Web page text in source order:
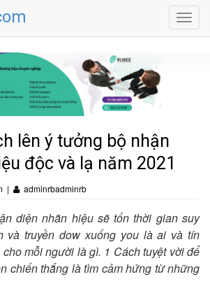
lên ý tưởng bộ nhận
độc và lạ năm 2021
| adminrbadminrb
diện nhãn hiệu sẽ tốn thời gian suy
và truyền dow xuống you là ai và tín
mỗi người là gì. 1 Cách tuyệt vời để
chiến thắng là tìm cảm hứng từ những